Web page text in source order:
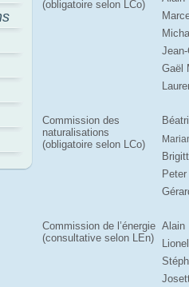
(obligatoire selon LCo)
Gaël
Commission des
naturalisations
(obligatoire selon LCo)
Commission de l’énergie
(consultative selon LEn)
Alain